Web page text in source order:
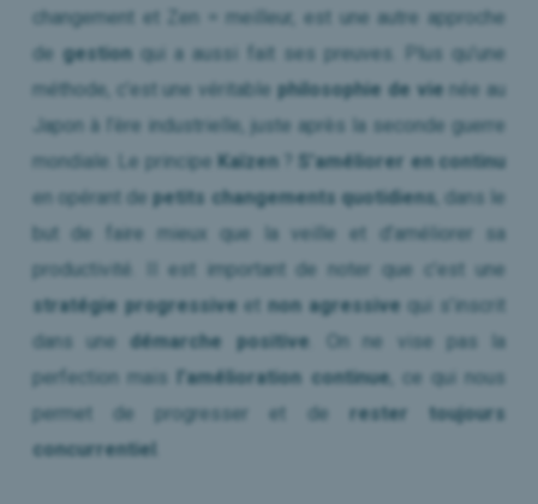
changement et Zen = meilleur, est une autre approche
de gestion qui a aussi fait ses preuves. Plus qu’une
méthode, c’est une véritable philosophie de vie née au
Japon à l’ère industrielle, juste après la seconde guerre
mondiale. Le principe Kaïzen?
S’améliorer en continu
en opérant depetits changements quotidiens , dans le
but de faire mieux que la veille et d’améliorer sa
productivité. Il est important de noter que c’est une
stratégie progressive et non agressive qui s’inscrit
dans une démarche positive . On ne vise pas la
perfection mais
l’amélioration continue , ce qui nous
permet de progresser et de rester toujours
concurrentiel